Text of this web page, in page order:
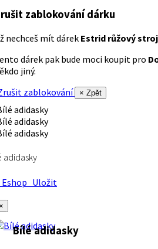
zablokování dárku
nechceš mít dárek Estrid růžový
dárek pak bude moci koupit pro
jiný.
zablokování
× Zpět
adidasky
Uložit
Bílé adidasky